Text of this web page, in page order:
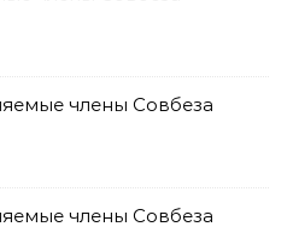
члены Совбеза
члены Совбеза